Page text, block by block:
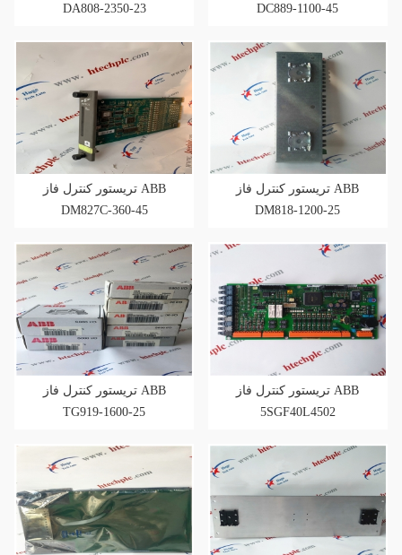
DA808-2350-23
DC889-1100-45
تریستور کنترل فاز ABB
DM827C-360-45
تریستور کنترل فاز ABB
DM818-1200-25
تریستور کنترل فاز ABB
TG919-1600-25
تریستور کنترل فاز ABB
5SGF40L4502